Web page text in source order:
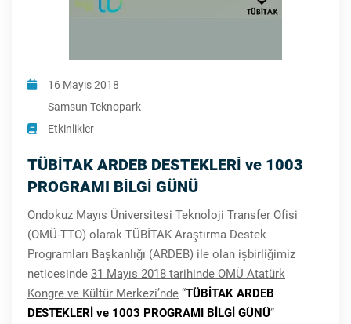
16 Mayıs 2018
Samsun Teknopark
Etkinlikler
TÜBİTAK ARDEB DESTEKLERİ ve 1003
PROGRAMI BİLGİ GÜNÜ
Ondokuz Mayıs Üniversitesi Teknoloji Transfer Ofisi
(OMÜ-TTO) olarak TÜBİTAK Araştırma Destek
Programları Başkanlığı (ARDEB) ile olan işbirliğimiz
neticesinde 31 Mayıs 2018 tarihinde OMÜ Atatürk
Kongre ve Kültür Merkezi’nde “TÜBİTAK ARDEB
DESTEKLERİ ve 1003 PROGRAMI BİLGİ GÜNÜ”